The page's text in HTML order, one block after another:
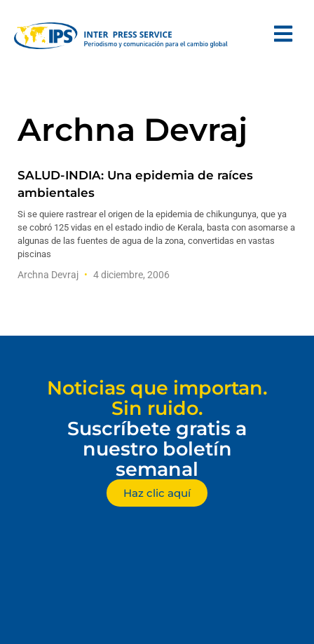
Archna Devraj
SALUD-INDIA: Una epidemia de raíces
ambientales
Si se quiere rastrear el origen de la epidemia de chikungunya, que ya
se cobró 125 vidas en el estado indio de Kerala, basta con asomarse a
algunas de las fuentes de agua de la zona, convertidas en vastas
piscinas
Archna Devraj 4 diciembre, 2006
Noticias que importan.
Sin ruido.
Suscríbete gratis a
nuestro boletín
semanal
Haz clic aquí